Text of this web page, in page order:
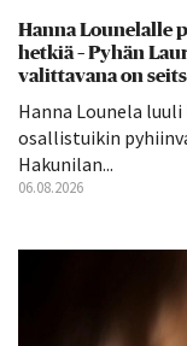
Hanna Lounelalle
hetkiä – Pyhän
valittavana on
Hanna Lounela
osallistuikin
Hakunilan...
06.08.2026